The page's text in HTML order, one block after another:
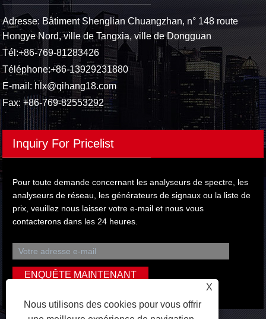
Adresse: Bâtiment Shenglian Chuangzhan, n° 148 route
Hongye Nord, ville de Tangxia, ville de Dongguan
Tél:+86-769-81283426
Téléphone:+86-13929231880
E-mail: hlx@qihang18.com
Fax: +86-769-82553292
Inquiry For Pricelist
Pour toute demande concernant les analyseurs de spectre, les
analyseurs de réseau, les générateurs de signaux ou la liste de
prix, veuillez nous laisser votre e-mail et nous vous
contacterons dans les 24 heures.
X
Nous utilisons des cookies pour vous offrir